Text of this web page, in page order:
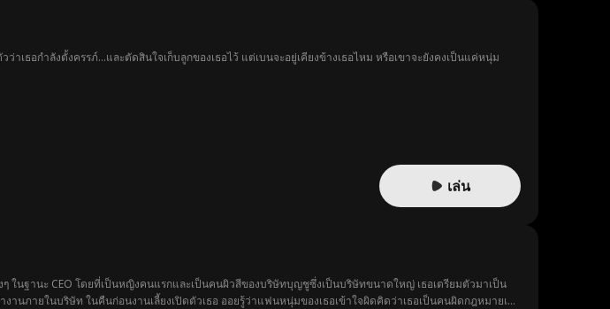
ธอกำลังตั้งครรภ์...และตัดสินใจเก็บลูกของเธอไว้ แต่เบนจะอยู่เคียงข้างเธอไหม หรือเขาจะยังคงเป็นแค่หนุ่ม
เล่น
ในฐานะ CEO โดยที่เป็นหญิงคนแรกและเป็นคนผิวสีของบริษัทบุญชูซึ่งเป็นบริษัทขนาดใหญ่ เธอเตรียมตัวมาเป็น
านภายในบริษัท ในคืนก่อนงานเลี้ยงเปิดตัวเธอ ออยรู้ว่าแฟนหนุ่มของเธอเข้าใจผิดคิดว่าเธอเป็นคนผิดกฎหมายเลย